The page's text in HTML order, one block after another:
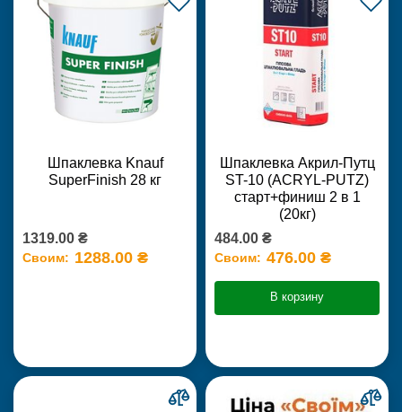
Шпаклевка Knauf
SuperFinish 28 кг
1319.00 ₴
Своим: 1288.00 ₴
Шпаклевка Акрил-Путц
ST-10 (ACRYL-PUTZ)
старт+финиш 2 в 1
(20кг)
484.00 ₴
Своим: 476.00 ₴
В корзину